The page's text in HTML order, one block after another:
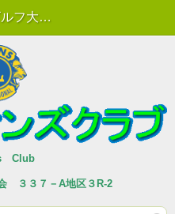
Z内親睦ゴルフ大会 10/14 | 新着情報
Club
３３７－A地区３R-2